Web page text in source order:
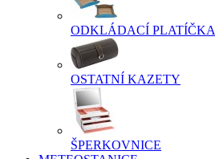
ODKLÁDACÍ PLATÍČKA
OSTATNÍ KAZETY
ŠPERKOVNICE